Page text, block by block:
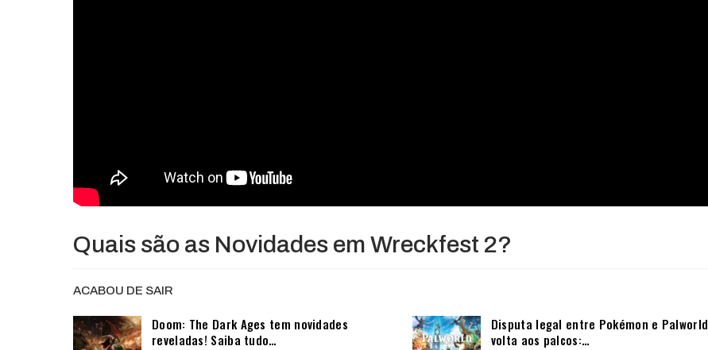
Quais são as Novidades em Wreckfest 2?
ACABOU DE SAIR
Doom: The Dark Ages tem novidades
reveladas! Saiba tudo…
Disputa legal entre Pokémon e Palworld
volta aos palcos:…